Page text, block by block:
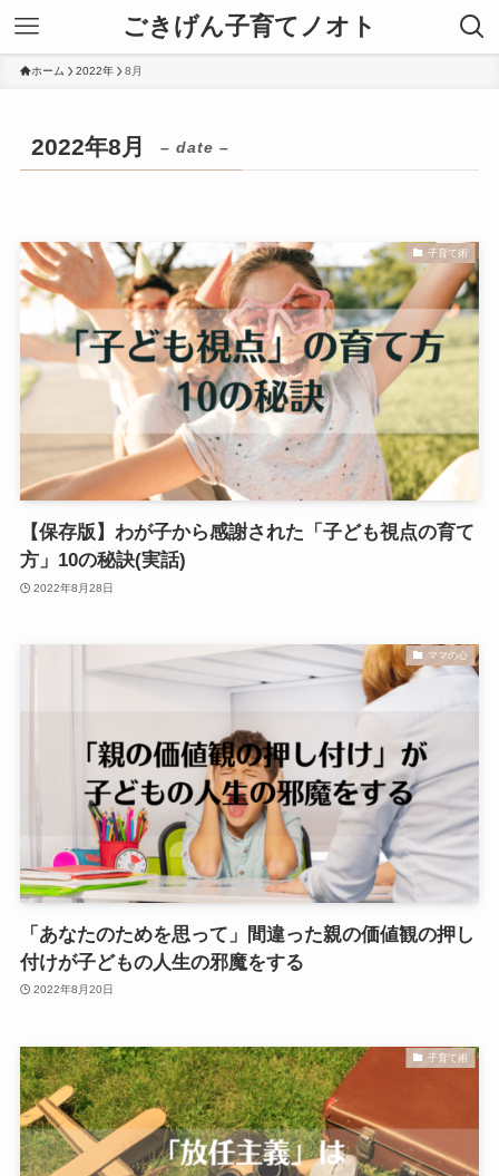
ごきげん子育てノオト
ホーム 2022年 8月
2022年8月 – date –
子育て術
【保存版】わが子から感謝された「子ども視点の育て
方」10の秘訣(実話)
2022年8月28日
ママの心
「あなたのためを思って」間違った親の価値観の押し
付けが子どもの人生の邪魔をする
2022年8月20日
子育て術